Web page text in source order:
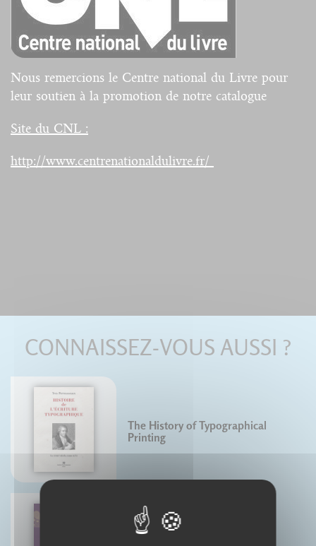
Nous remercions le Centre national du Livre pour
leur soutien à la promotion de notre catalogue
Site du CNL :
http://www.centrenationaldulivre.fr/
CONNAISSEZ-VOUS AUSSI ?
The History of Typographical
Printing
Abécédaire illustré des mots